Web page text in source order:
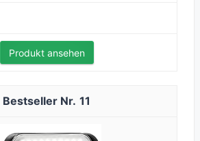
Produkt ansehen
11